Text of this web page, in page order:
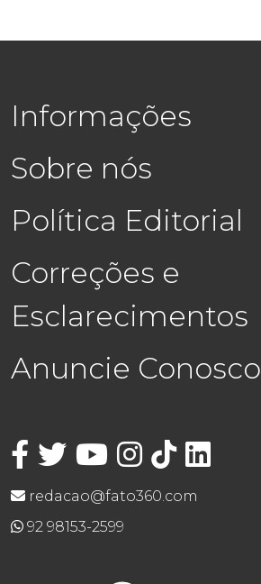
Informações
Sobre nós
Política Editorial
Correções e
Esclarecimentos
Anuncie Conosco
redacao@fato360.com
92 98153-2599